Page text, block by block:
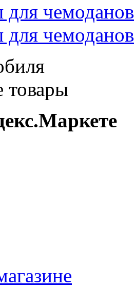
для
для
товары